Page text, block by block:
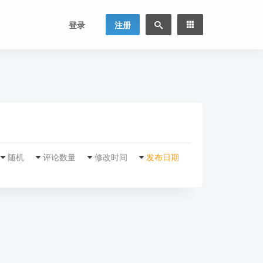
登录 注册
发布日期
修改时间
评论数量
随机